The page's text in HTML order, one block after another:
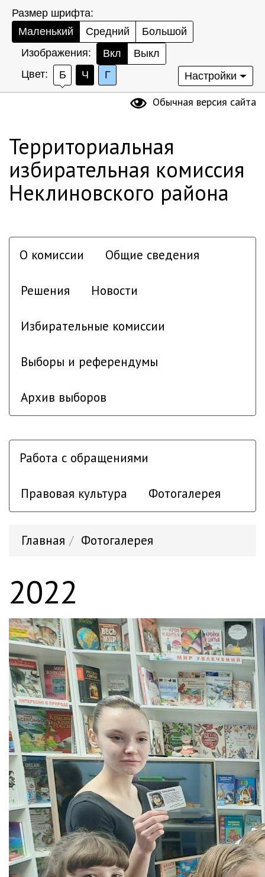
Размер шрифта:
Маленький
Средний
Большой
Изображения:
Вкл
Выкл
Цвет:
Б Ч Г Настройки
Обычная версия сайта
Территориальная
избирательная комиссия
Неклиновского района
О комиссии Общие сведения
Решения Новости
Избирательные комиссии
Выборы и референдумы
Архив выборов
Работа с обращениями
Правовая культура Фотогалерея
Главная Фотогалерея
2022